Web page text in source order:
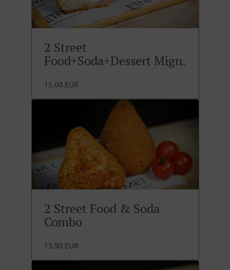
2 Street
Food+Soda+Dessert Mign.
15.00 EUR
2 Street Food & Soda
Combo
13.90 EUR